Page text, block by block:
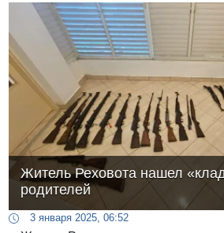
млн долларов из-за возможного
оружия против палестинцев в
из-за опасений, что оружие
поселенцев.
Житель Реховота нашел
родителей
3 января 2025, 06:52